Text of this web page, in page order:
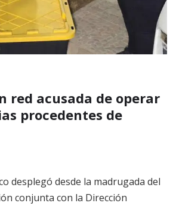
red acusada de operar
procedentes de
desplegó desde la madrugada del
conjunta con la Dirección